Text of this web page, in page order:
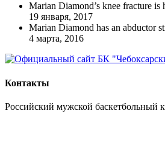
Marian Diamond’s knee fracture
19 января, 2017
Marian Diamond has an abductor
4 марта, 2016
Контакты
Российский мужской баскетбольный